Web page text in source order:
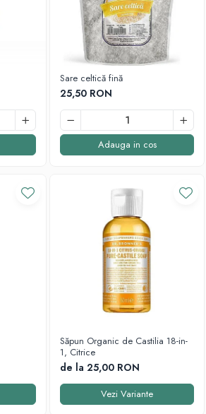
Sare celtică fină
25,50 RON
Adauga in cos
Săpun Organic de Castilia 18-in-
1, Citrice
de la 25,00 RON
Vezi Variante